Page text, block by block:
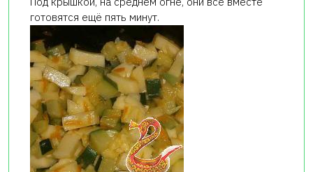
готовятся ещё пять минут.